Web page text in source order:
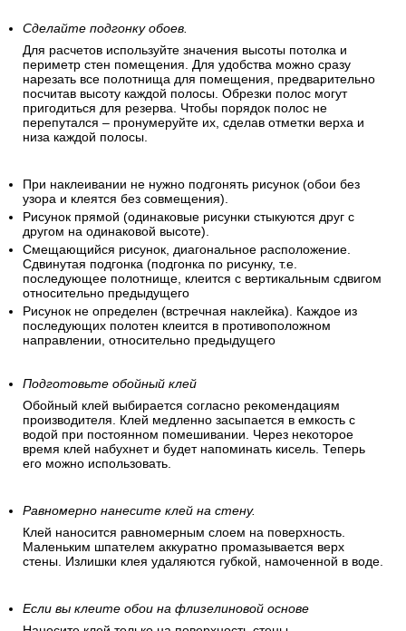
Сделайте подгонку обоев.
Для расчетов используйте значения высоты потолка и
периметр стен помещения. Для удобства можно сразу
нарезать все полотнища для помещения, предварительно
посчитав высоту каждой полосы. Обрезки полос могут
пригодиться для резерва. Чтобы порядок полос не
перепутался – пронумеруйте их, сделав отметки верха и
низа каждой полосы.
При наклеивании не нужно подгонять рисунок (обои без
узора и клеятся без совмещения).
Рисунок прямой (одинаковые рисунки стыкуются друг с
другом на одинаковой высоте).
Смещающийся рисунок, диагональное расположение.
Сдвинутая подгонка (подгонка по рисунку, т.е.
последующее полотнище, клеится с вертикальным сдвигом
относительно предыдущего
Рисунок не определен (встречная наклейка). Каждое из
последующих полотен клеится в противоположном
направлении, относительно предыдущего
Подготовьте обойный клей
Обойный клей выбирается согласно рекомендациям
производителя. Клей медленно засыпается в емкость с
водой при постоянном помешивании. Через некоторое
время клей набухнет и будет напоминать кисель. Теперь
его можно использовать.
Равномерно нанесите клей на стену.
Клей наносится равномерным слоем на поверхность.
Маленьким шпателем аккуратно промазывается верх
стены. Излишки клея удаляются губкой, намоченной в воде.
Если вы клеите обои на флизелиновой основе